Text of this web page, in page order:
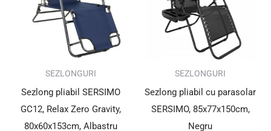
SEZLONGURI
Sezlong pliabil SERSIMO
GC12, Relax Zero Gravity,
80x60x153cm, Albastru
SUPER PREȚ!SEZLONGURI
Sezlong pliabil cu parasolar
SERSIMO, 85x77x150cm,
Negru